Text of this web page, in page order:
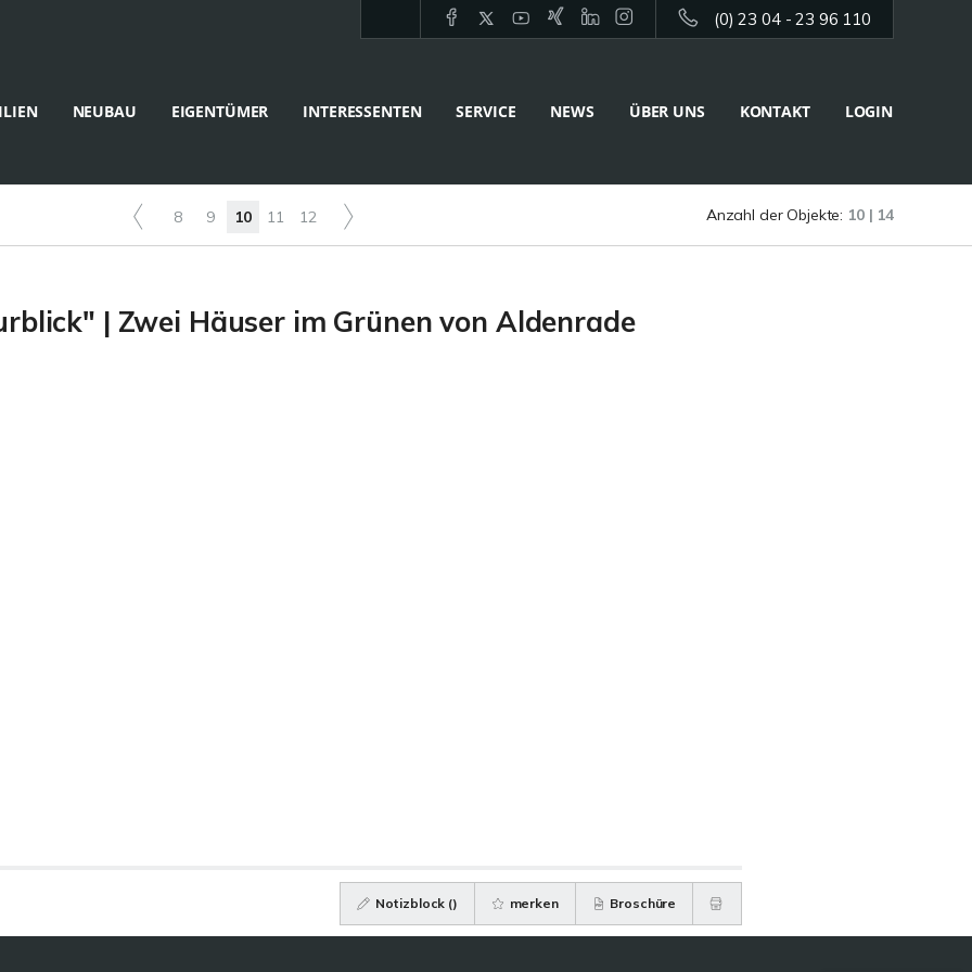
(0) 23 04 - 23 96 110
NEUBAU EIGENTÜMER INTERESSENTEN SERVICE NEWS ÜBER UNS KONTAKT LOGIN
8 9 10 11 12 Anzahl der Objekte: 10 | 14
| Zwei Häuser im Grünen von Aldenrade
Notizblock () merken Broschüre